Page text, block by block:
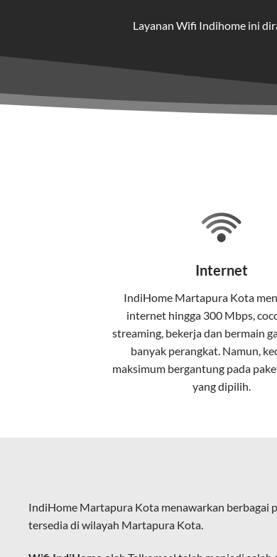
Layanan Wifi Indihome ini
Wifi IndiHome adalah
Teknologi di Balik WiFi
pelanggan. Teknologi ini
Kecepatan Tinggi
Serat optik mampu
Koneksi Stabil
Minim gangguan dari cuaca
Mampu menangani banyak
Dengan teknologi ini, IndiHome
Internet
IndiHome Martapura Kota
internet hingga 300 Mbps,
streaming, bekerja dan bermain
banyak perangkat. Namun,
maksimum bergantung pada
yang dipilih.
IndiHome Martapura Kota menawarkan berbagai
tersedia di wilayah Martapura Kota.